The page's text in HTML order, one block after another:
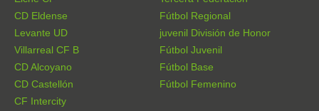
CD Eldense
Levante UD
Villarreal CF B
CD Alcoyano
CD Castellón
CF Intercity
Fútbol Regional
juvenil División de Honor
Fútbol Juvenil
Fútbol Base
Fútbol Femenino